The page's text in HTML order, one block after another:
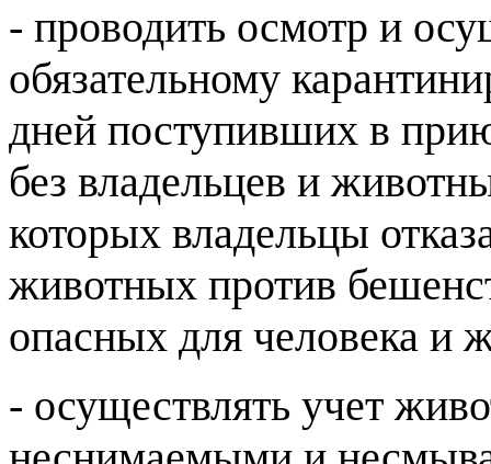
- проводить осмотр и
обязательному
дней поступивших в
без владельцев и
которых владельцы
животных против
опасных для человека и
- осуществлять учет